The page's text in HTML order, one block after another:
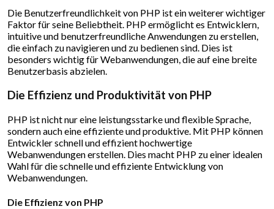
Die Benutzerfreundlichkeit von PHP ist ein weiterer wichtiger
Faktor für seine Beliebtheit. PHP ermöglicht es Entwicklern,
intuitive und benutzerfreundliche Anwendungen zu erstellen,
die einfach zu navigieren und zu bedienen sind. Dies ist
besonders wichtig für Webanwendungen, die auf eine breite
Benutzerbasis abzielen.
Die Effizienz und Produktivität von PHP
PHP ist nicht nur eine leistungsstarke und flexible Sprache,
sondern auch eine effiziente und produktive. Mit PHP können
Entwickler schnell und effizient hochwertige
Webanwendungen erstellen. Dies macht PHP zu einer idealen
Wahl für die schnelle und effiziente Entwicklung von
Webanwendungen.
Die Effizienz von PHP